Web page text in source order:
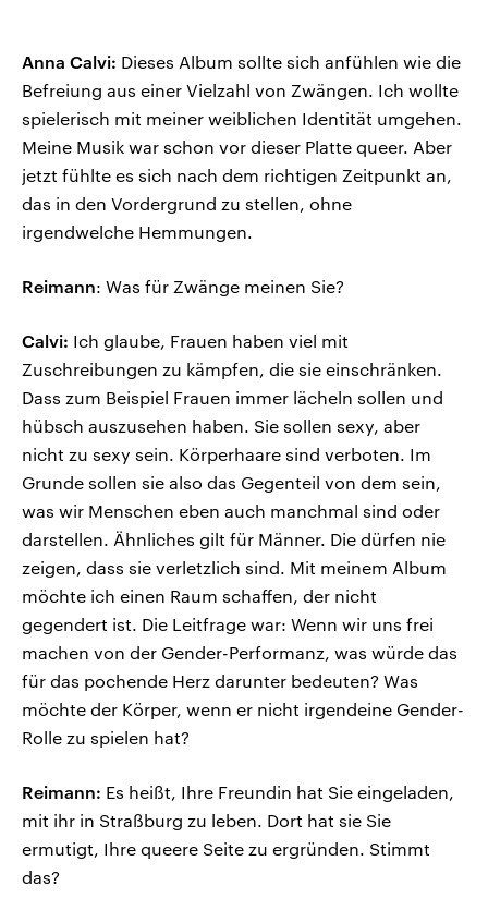
Anna Calvi: Dieses Album sollte sich anfühlen wie die
Befreiung aus einer Vielzahl von Zwängen. Ich wollte
spielerisch mit meiner weiblichen Identität umgehen.
Meine Musik war schon vor dieser Platte queer. Aber
jetzt fühlte es sich nach dem richtigen Zeitpunkt an,
das in den Vordergrund zu stellen, ohne
irgendwelche Hemmungen.
Reimann: Was für Zwänge meinen Sie?
Calvi: Ich glaube, Frauen haben viel mit
Zuschreibungen zu kämpfen, die sie einschränken.
Dass zum Beispiel Frauen immer lächeln sollen und
hübsch auszusehen haben. Sie sollen sexy, aber
nicht zu sexy sein. Körperhaare sind verboten. Im
Grunde sollen sie also das Gegenteil von dem sein,
was wir Menschen eben auch manchmal sind oder
darstellen. Ähnliches gilt für Männer. Die dürfen nie
zeigen, dass sie verletzlich sind. Mit meinem Album
möchte ich einen Raum schaffen, der nicht
gegendert ist. Die Leitfrage war: Wenn wir uns frei
machen von der Gender-Performanz, was würde das
für das pochende Herz darunter bedeuten? Was
möchte der Körper, wenn er nicht irgendeine Gender-
Rolle zu spielen hat?
Reimann: Es heißt, Ihre Freundin hat Sie eingeladen,
mit ihr in Straßburg zu leben. Dort hat sie Sie
ermutigt, Ihre queere Seite zu ergründen. Stimmt
das?